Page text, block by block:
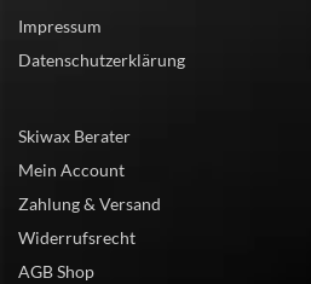
Impressum
Datenschutzerklärung
Skiwax Berater
Mein Account
Zahlung & Versand
Widerrufsrecht
AGB Shop